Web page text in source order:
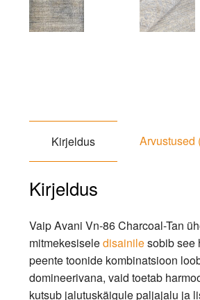
Kirjeldus Arvustused
Kirjeldus
Vaip Avani Vn-86 Charcoal-Tan
mitmekesiseledisainilesobib see
peente toonide kombinatsioon
domineerivana, vaid toetab
kutsub jalutuskäigule paljajalu ja